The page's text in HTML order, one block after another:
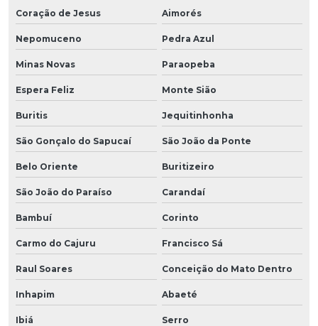
Coração de Jesus Aimorés
Nepomuceno Pedra Azul
Minas Novas Paraopeba
Espera Feliz Monte Sião
Buritis Jequitinhonha
São Gonçalo do Sapucaí São João da Ponte
Belo Oriente Buritizeiro
São João do Paraíso Carandaí
Bambuí Corinto
Carmo do Cajuru Francisco Sá
Raul Soares Conceição do Mato Dentro
Inhapim Abaeté
Ibiá Serro